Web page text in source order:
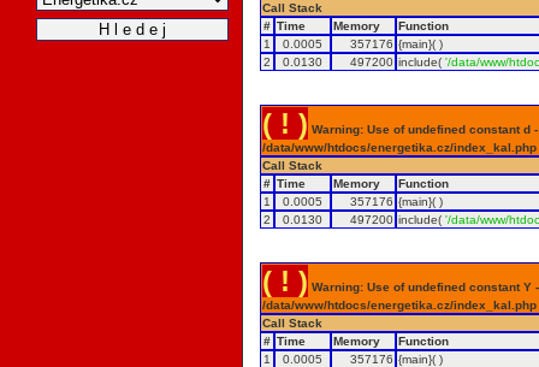
Call Stack
# Time Memory
Function
1
0.0005 357176 {main}( )
2
0.0130 497200 include('/data/www/
( ! ) Warning: Use of undefined constant
/data/www/htdocs/energetika.cz/
Call Stack
# Time Memory
Function
1
0.0005 357176 {main}( )
2
0.0130 497200 include('/data/www/
( ! ) Warning: Use of undefined constant
/data/www/htdocs/energetika.cz/
Call Stack
# Time Memory
Function
1
0.0005 357176 {main}( )